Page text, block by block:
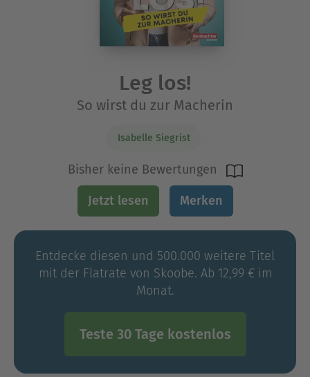
Leg los!
So wirst du zur Macherin
Isabelle Siegrist
Bisher keine Bewertungen
Jetzt lesen Merken
Entdecke diesen und 500.000 weitere Titel
mit der Flatrate von Skoobe. Ab 12,99 € im
Monat.
Teste 30 Tage kostenlos